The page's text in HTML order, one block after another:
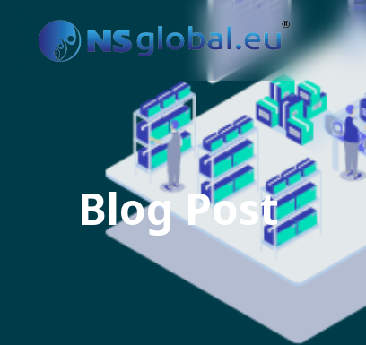
Blog Post